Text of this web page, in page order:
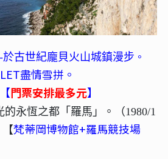
古世紀龐貝火山城鎮漫步 。
盡情雪拼。
門票安排最多元】
的永恆之都「羅馬」。（1980/1
梵蒂岡博物館+羅馬競技場